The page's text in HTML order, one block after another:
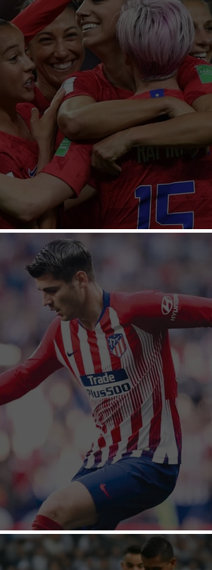
Morgan y EUA se aprovecharon
Morata no sale del Atlético